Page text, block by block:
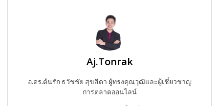
Aj.Tonrak
อ.ดร.ต้นรัก ธวัชชัย สุขสีดา ผู้ทรงคุณวุฒิและผู้เชี่ยวชาญ
การตลาดออนไลน์